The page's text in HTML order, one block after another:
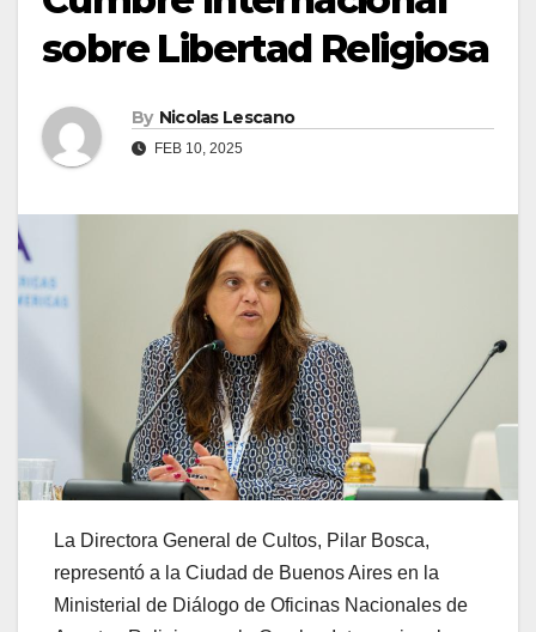
sobre Libertad Religiosa
By Nicolas Lescano
FEB 10, 2025
La Directora General de Cultos, Pilar Bosca,
representó a la Ciudad de Buenos Aires en la
Ministerial de Diálogo de Oficinas Nacionales de